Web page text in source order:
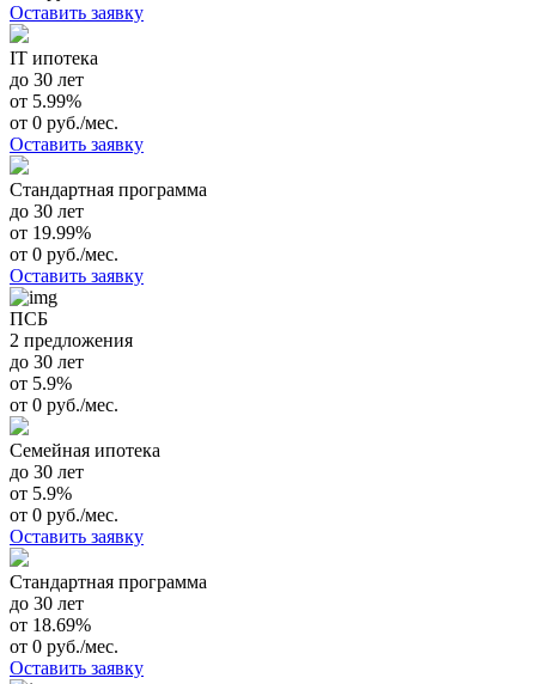
Оставить заявку
IT ипотека
до 30 лет
от 5.99%
от 0 руб./мес.
Оставить заявку
Стандартная программа
до 30 лет
от 19.99%
от 0 руб./мес.
Оставить заявку
ПСБ
2 предложения
до 30 лет
от 5.9%
от 0 руб./мес.
Семейная ипотека
до 30 лет
от 5.9%
от 0 руб./мес.
Оставить заявку
Стандартная программа
до 30 лет
от 18.69%
от 0 руб./мес.
Оставить заявку